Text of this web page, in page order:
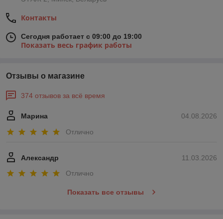
Контакты
Сегодня работает с 09:00 до 19:00
Показать весь график работы
Отзывы о магазине
374 отзывов за всё время
04.08.2026
Марина
Отлично
11.03.2026
Александр
Отлично
Показать все отзывы